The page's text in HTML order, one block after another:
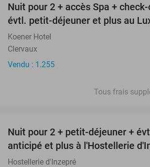
Nuit pour 2 + accès Spa +
évtl. petit-déjeuner et plus au
Koener Hotel
Clervaux
Vendu : 1.255
Tous frais
Nuit pour 2 + petit-déjeuner +
anticipé et plus à l'Hostellerie
Hostellerie d'Inzepré